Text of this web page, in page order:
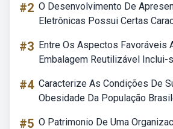
#2 O Desenvolvimento De
Eletrônicas Possui Certas
#3 Entre Os Aspectos Favoráveis
Embalagem Reutilizável Inclui-
#4 Caracterize As Condições De
Obesidade Da População
#5 O Patrimonio De Uma